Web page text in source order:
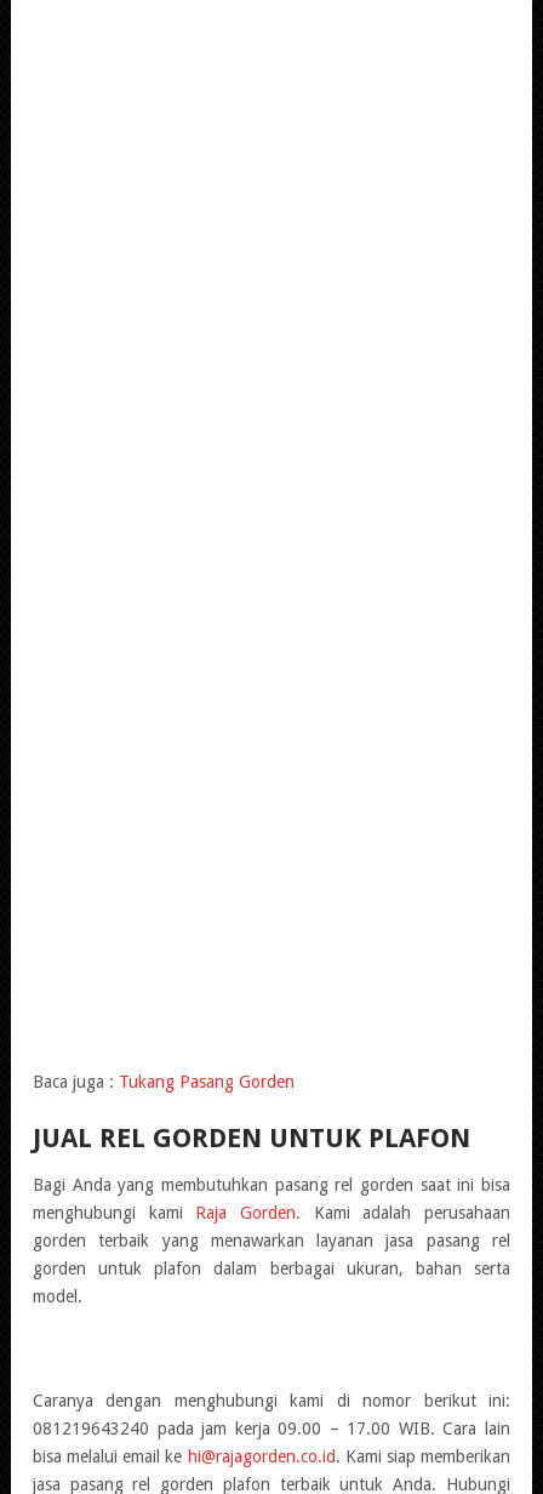
Baca juga : Tukang Pasang Gorden
JUAL REL GORDEN UNTUK PLAFON
Bagi Anda yang membutuhkan pasang rel gorden saat ini bisa
menghubungi kami Raja Gorden. Kami adalah perusahaan
gorden terbaik yang menawarkan layanan jasa pasang rel
gorden untuk plafon dalam berbagai ukuran, bahan serta
model.
Caranya dengan menghubungi kami di nomor berikut ini:
081219643240 pada jam kerja 09.00 – 17.00 WIB. Cara lain
bisa melalui email ke hi@rajagorden.co.id. Kami siap memberikan
jasa pasang rel gorden plafon terbaik untuk Anda. Hubungi